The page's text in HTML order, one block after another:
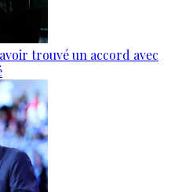
trouvé un accord avec